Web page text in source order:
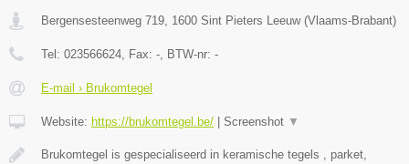
Bergensesteenweg 719, 1600 Sint Pieters Leeuw(Vlaams-Brabant)
Tel: 023566624, Fax: -, BTW-nr: -
E-mail › Brukomtegel
Website: https://brukomtegel.be/ Screenshot ▼
Brukomtegel is gespecialiseerd in keramische tegels , parket,